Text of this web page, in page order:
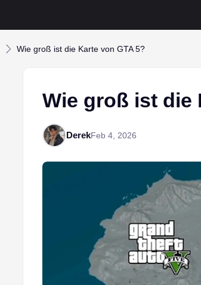
Wie groß ist die Karte von GTA 5?
Wie groß ist die
DerekFeb 4, 2026